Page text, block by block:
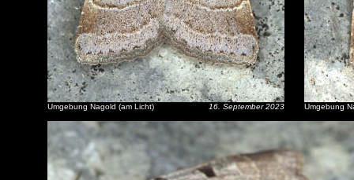
Umgebung Nagold (am Licht) 16. September 2023 Umgebung